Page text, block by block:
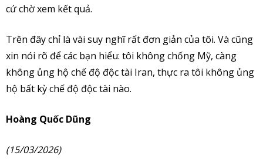
cứ chờ xem kết quả.
Trên đây chỉ là vài suy nghĩ rất đơn giản của tôi. Và cũng
xin nói rõ để các bạn hiểu: tôi không chống Mỹ, càng
không ủng hộ chế độ độc tài Iran, thực ra tôi không ủng
hộ bất kỳ chế độ độc tài nào.
Hoàng Quốc Dũng
(15/03/2026)